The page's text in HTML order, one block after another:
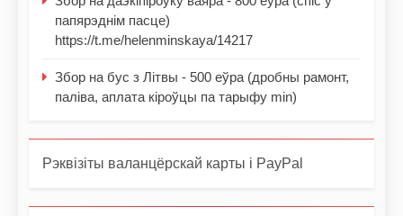
папярэднім пасце)
https://t.me/helenminskaya/14217
Збор на бус з Літвы - 500 еўра (дробны рамонт,
паліва, аплата кіроўцы па тарыфу min)
Рэквізіты валанцёрскай карты і PayPal